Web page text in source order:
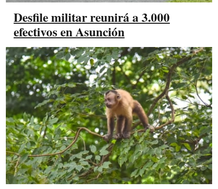
Desfile militar reunirá a 3.000
efectivos en Asunción